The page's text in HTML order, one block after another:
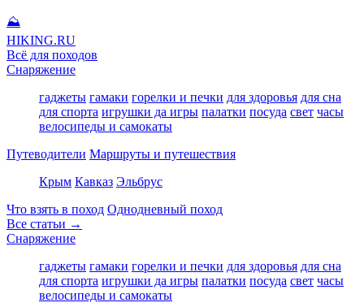
⛰
HIKING.RU
Всё для походов
Снаряжение
гаджеты гамаки горелки и печки для здоровья для сна
для спорта игрушки да игры палатки посуда свет часы
велосипеды и самокаты
Путеводители Маршруты и путешествия
Крым Кавказ Эльбрус
Что взять в поход Однодневный поход
Все статьи →
Снаряжение
гаджеты гамаки горелки и печки для здоровья для сна
для спорта игрушки да игры палатки посуда свет часы
велосипеды и самокаты